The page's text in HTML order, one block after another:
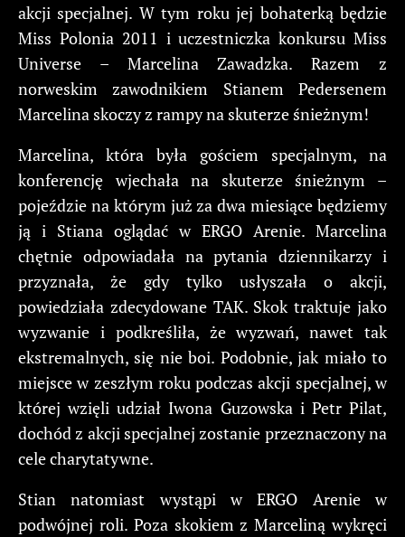
akcji specjalnej. W tym roku jej bohaterką będzie
Miss Polonia 2011 i uczestniczka konkursu Miss
Universe – Marcelina Zawadzka. Razem z
norweskim zawodnikiem Stianem Pedersenem
Marcelina skoczy z rampy na skuterze śnieżnym!
Marcelina, która była gościem specjalnym, na
konferencję wjechała na skuterze śnieżnym –
pojeździe na którym już za dwa miesiące będziemy
ją i Stiana oglądać w ERGO Arenie. Marcelina
chętnie odpowiadała na pytania dziennikarzy i
przyznała, że gdy tylko usłyszała o akcji,
powiedziała zdecydowane TAK. Skok traktuje jako
wyzwanie i podkreśliła, że wyzwań, nawet tak
ekstremalnych, się nie boi. Podobnie, jak miało to
miejsce w zeszłym roku podczas akcji specjalnej, w
której wzięli udział Iwona Guzowska i Petr Pilat,
dochód z akcji specjalnej zostanie przeznaczony na
cele charytatywne.
Stian natomiast wystąpi w ERGO Arenie w
podwójnej roli. Poza skokiem z Marceliną wykręci